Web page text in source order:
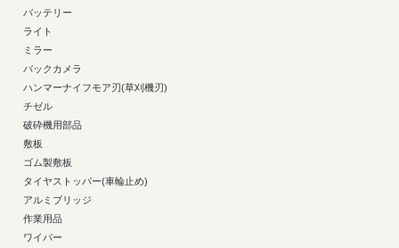
バッテリー
ライト
ミラー
バックカメラ
ハンマーナイフモア刃(草刈機刃)
チゼル
破砕機用部品
敷板
ゴム製敷板
タイヤストッパー(車輪止め)
アルミブリッジ
作業用品
ワイパー